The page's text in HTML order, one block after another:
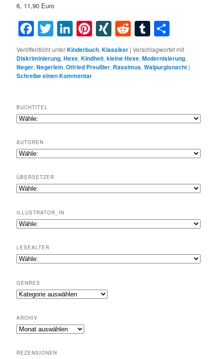
6, 11,90 Euro
Facebook
Twitter
LinkedIn
Pinterest
XINGRedditTumblr
Veröffentlicht unterKinderbuch,Klassiker |Verschlagwortet mit
Diskriminierung,Hexe,Kindheit,kleine Hexe,Modernisierung,
Neger,Negerlein,Otfried Preußler, Rassimus,Walpurgisnacht |
Schreibe einen Kommentar
BUCHTITEL
AUTOREN
ÜBERSETZER
ILLUSTRATOR_IN
LESEALTER
GENRES
Genres
ARCHIV
Archiv
REZENSIONEN